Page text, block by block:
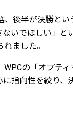
後半が決勝と
いでほしい」と
ました。
の「オプテ
指向性を絞り、